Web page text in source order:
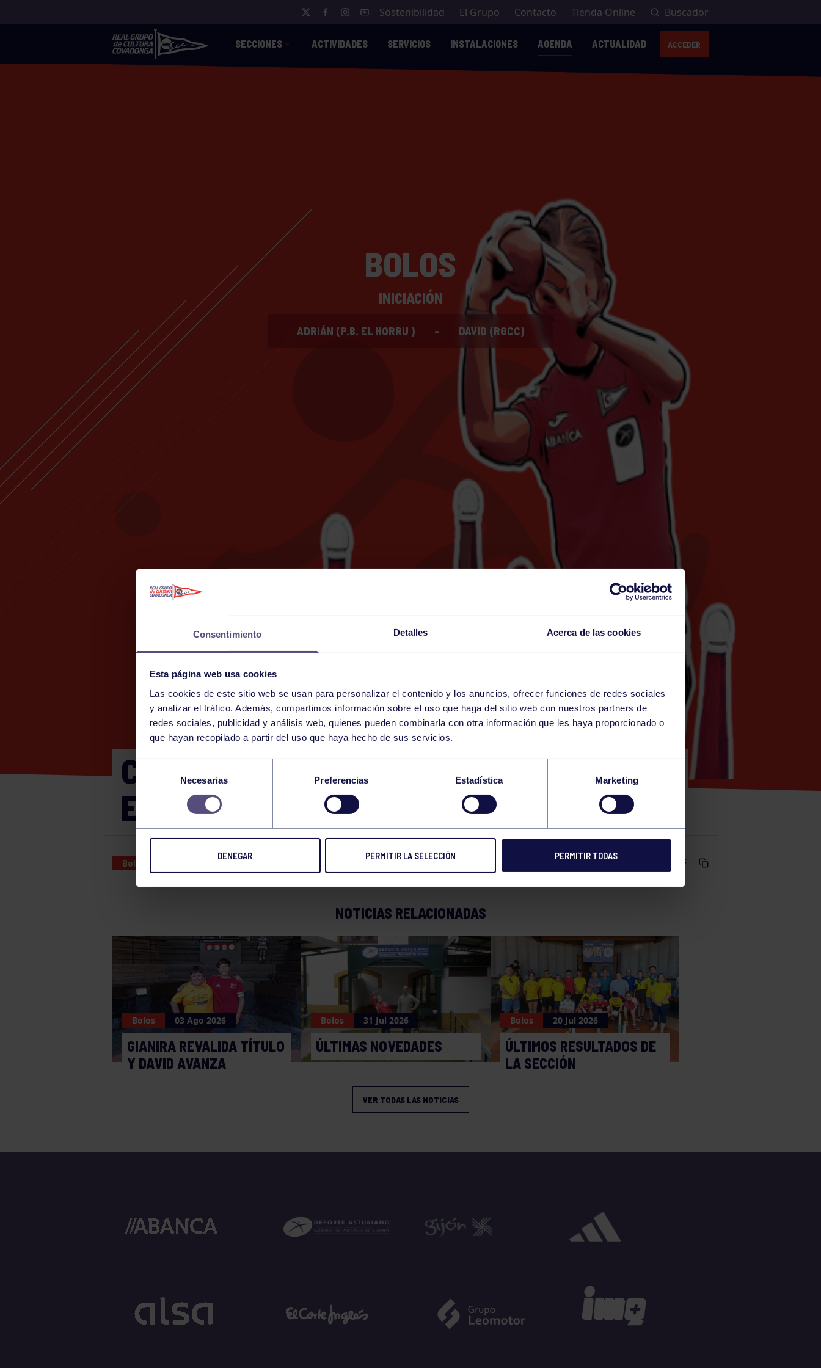
Consentimiento Detalles Acerca de las cookies
Esta página web usa cookies
Las cookies de este sitio web se usan para personalizar el contenido y los anuncios, ofrecer funciones de redes sociales
y analizar el tráfico. Además, compartimos información sobre el uso que haga del sitio web con nuestros partners de
redes sociales, publicidad y análisis web, quienes pueden combinarla con otra información que les haya proporcionado o
que hayan recopilado a partir del uso que haya hecho de sus servicios.
Selección
consentimiento
Necesarias Preferencias Estadística Marketing
DENEGAR PERMITIR LA SELECCIÓN PERMITIR TODAS
Sostenibilidad El Grupo Contacto Tienda Online Buscador
SECCIONES ACTIVIDADES SERVICIOS INSTALACIONES AGENDA ACTUALIDAD ACCEDER
BOLOS
INICIACIÓN
ADRIÁN (P.B. EL HORRU ) - DAVID (RGCC)
18 WEDNESDAY
JUNE
17:30 h VILLAVICIOSA (VILLAVICIOSA)
CTO ASTURIAS INICIACIÓN: ADRIÁN (P.B.
EL HORRU ) – DAVID (RGCC)
Bolos Comparte
NOTICIAS RELACIONADAS
Bolos 03 Ago 2026
GIANIRA REVALIDA TÍTULO
Y DAVID AVANZA
Bolos 31 Jul 2026
ÚLTIMAS NOVEDADES
Bolos 20 Jul 2026
ÚLTIMOS RESULTADOS DE
LA SECCIÓN
VER TODAS LAS NOTICIAS